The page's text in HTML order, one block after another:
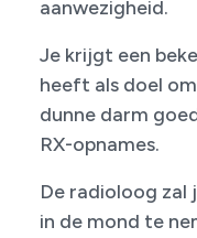
aanwezigheid.
Je krijgt een
heeft als doel
dunne darm
RX-opnames.
De radioloog zal
in de mond te